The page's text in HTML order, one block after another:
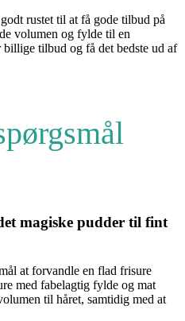
rustet til at få gode tilbud på
volumen og fylde til en
tilbud og få det bedste ud af
magiske pudder til fint
at forvandle en flad frisure
med fabelagtig fylde og mat
til håret, samtidig med at